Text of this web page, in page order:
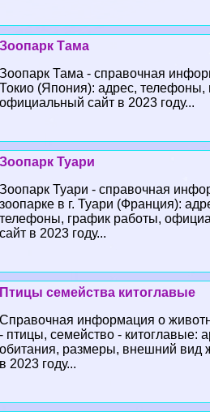
Зоопарк Тама
Зоопарк Тама - справочная
Токио (Япония): адрес, телефоны,
официальный сайт в 2023 году...
Зоопарк Туари
Зоопарк Туари - справочная
зоопарке в г. Туари (Франция):
телефоны, график работы,
сайт в 2023 году...
Птицы семейства китоглавые
Справочная информация о
- птицы, семейство - китоглавые:
обитания, размеры, внешний вид
в 2023 году...